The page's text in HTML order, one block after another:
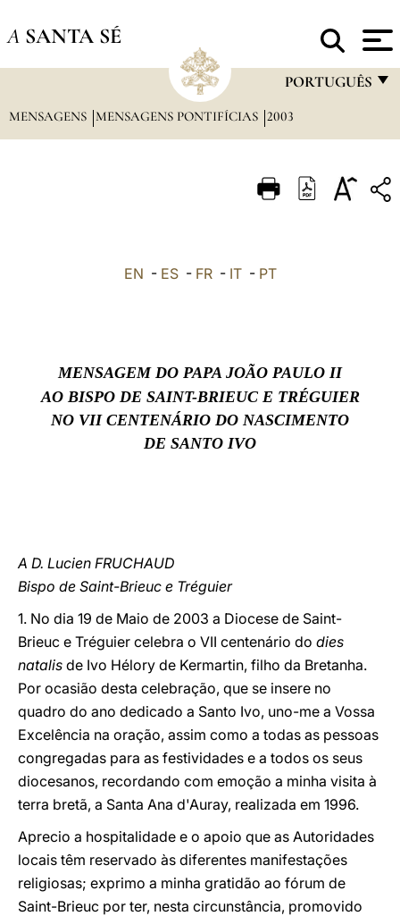
A SANTA SÉ
PORTUGUÊS
FRANÇAIS
ITALIANO
中文
LATINE
MENSAGENS MENSAGENS PONTIFÍCIAS 2003
EN - ES- FR- IT- PT
MENSAGEM DO PAPA JOÃO PAULO II
AO BISPO DE SAINT-BRIEUC E TRÉGUIER
NO VII CENTENÁRIO DO NASCIMENTO
DE SANTO IVO
A D. Lucien FRUCHAUD
Bispo de Saint-Brieuc e Tréguier
1. No dia 19 de Maio de 2003 a Diocese de Saint-
Brieuc e Tréguier celebra o VII centenário do dies
natalis de Ivo Hélory de Kermartin, filho da Bretanha.
Por ocasião desta celebração, que se insere no
quadro do ano dedicado a Santo Ivo, uno-me a Vossa
Excelência na oração, assim como a todas as pessoas
congregadas para as festividades e a todos os seus
diocesanos, recordando com emoção a minha visita à
terra bretã, a Santa Ana d'Auray, realizada em 1996.
Aprecio a hospitalidade e o apoio que as Autoridades
locais têm reservado às diferentes manifestações
religiosas; exprimo a minha gratidão ao fórum de
Saint-Brieuc por ter, nesta circunstância, promovido